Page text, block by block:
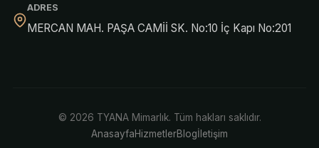
ADRES
MERCAN MAH. PAŞA CAMİİ SK. No:10 İç Kapı No:201
© 2026 TYANA Mimarlık. Tüm hakları saklıdır.
AnasayfaHizmetlerBlogİletişim